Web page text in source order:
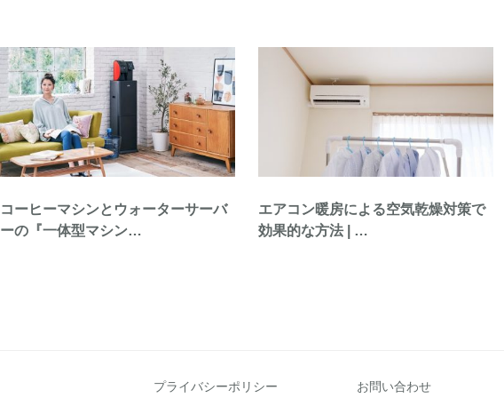
コーヒーマシンとウォーターサーバ
ーの『一体型マシン…
エアコン暖房による空気乾燥対策で
効果的な方法 | …
プライバシーポリシー お問い合わせ